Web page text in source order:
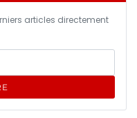
articles directement